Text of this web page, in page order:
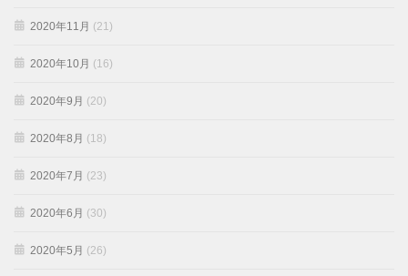
2020年11月 (21)
2020年10月 (16)
2020年9月 (20)
2020年8月 (18)
2020年7月 (23)
2020年6月 (30)
2020年5月 (26)